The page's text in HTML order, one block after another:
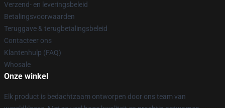
Verzend- en leveringsbeleid
Betalingsvoorwaarden
Teruggave & terugbetalingsbeleid
Contacteer ons
Klantenhulp (FAQ)
Whosale
Onze winkel
Elk product is bedachtzaam ontworpen door ons team van